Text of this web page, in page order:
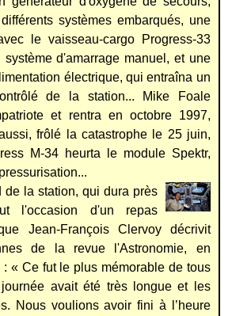
systèmes embarqués, une
le vaisseau-cargo Progress-33
système d'amarrage manuel, et une
électrique, qui entraîna un
de la station... Mike Foale
et rentra en octobre 1997,
frôlé la catastrophe le 25 juin,
M-34 heurta le module Spektr,
de la station, qui dura près
l'occasion d'un repas
Jean-François Clervoy décrivit
de la revue l'Astronomie, en
: « Ce fut le plus mémorable de tous
avait été très longue et les
Nous voulions avoir fini à l’heure